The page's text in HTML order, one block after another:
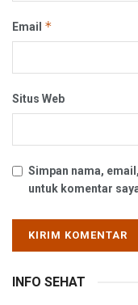
Email *
Situs Web
Simpan nama,
untuk komentar
INFO SEHAT